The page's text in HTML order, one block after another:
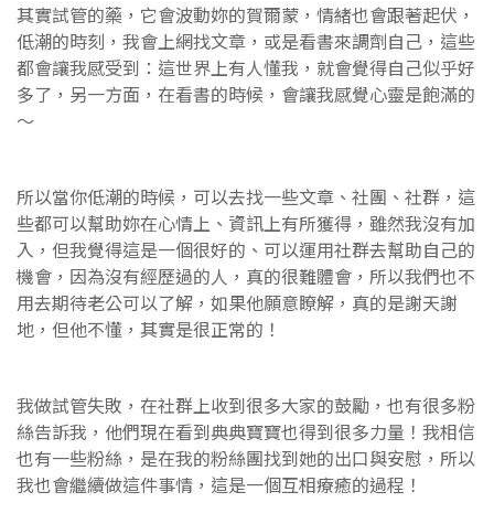
其實試管的藥，它會波動妳的賀爾蒙，情緒也會跟著起伏，
低潮的時刻，我會上網找文章，或是看書來調劑自己，這些
都會讓我感受到：這世界上有人懂我，就會覺得自己似乎好
多了，另一方面，在看書的時候，會讓我感覺心靈是飽滿的
～
所以當你低潮的時候，可以去找一些文章、社團、社群，這
些都可以幫助妳在心情上、資訊上有所獲得，雖然我沒有加
入，但我覺得這是一個很好的、可以運用社群去幫助自己的
機會，因為沒有經歷過的人，真的很難體會，所以我們也不
用去期待老公可以了解，如果他願意瞭解，真的是謝天謝
地，但他不懂，其實是很正常的！
我做試管失敗，在社群上收到很多大家的鼓勵，也有很多粉
絲告訴我，他們現在看到典典寶寶也得到很多力量！我相信
也有一些粉絲，是在我的粉絲團找到她的出口與安慰，所以
我也會繼續做這件事情，這是一個互相療癒的過程！